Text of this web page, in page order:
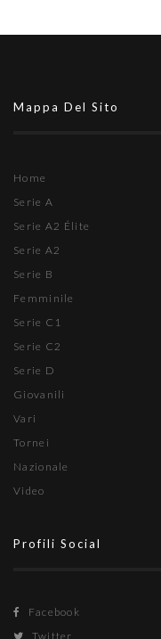
Mappa Del Sito
Home
Serie A
Serie A2 Élite
Serie A2
Serie B
Femminile
Serie C1
Serie C2
Serie D
Giovanili
Vari
Tornei
Nazionale
Video
Profili Social
Facebook
Twitter